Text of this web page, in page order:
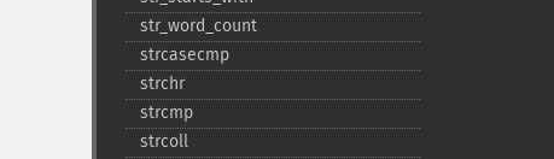
str_​word_​count
strcasecmp
strchr
strcmp
strcoll